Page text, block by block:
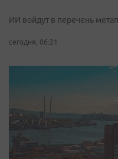
ИИ войдут в перечень
сегодня, 06:21